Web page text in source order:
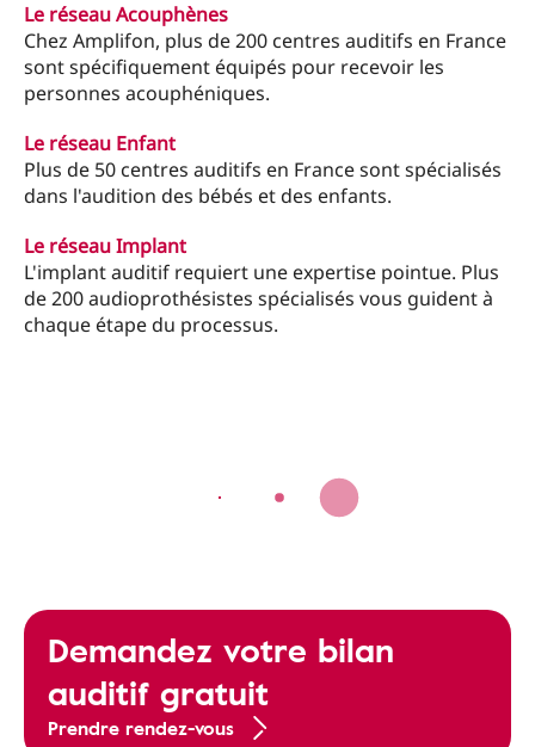
Le réseau Acouphènes
Chez Amplifon, plus de 200 centres auditifs en France
sont spécifiquement équipés pour recevoir les
personnes acouphéniques.
Le réseau Enfant
Plus de 50 centres auditifs en France sont spécialisés
dans l'audition des bébés et des enfants.
Le réseau Implant
L'implant auditif requiert une expertise pointue. Plus
de 200 audioprothésistes spécialisés vous guident à
chaque étape du processus.
Demandez votre bilan
auditif gratuit
Prendre rendez-vous